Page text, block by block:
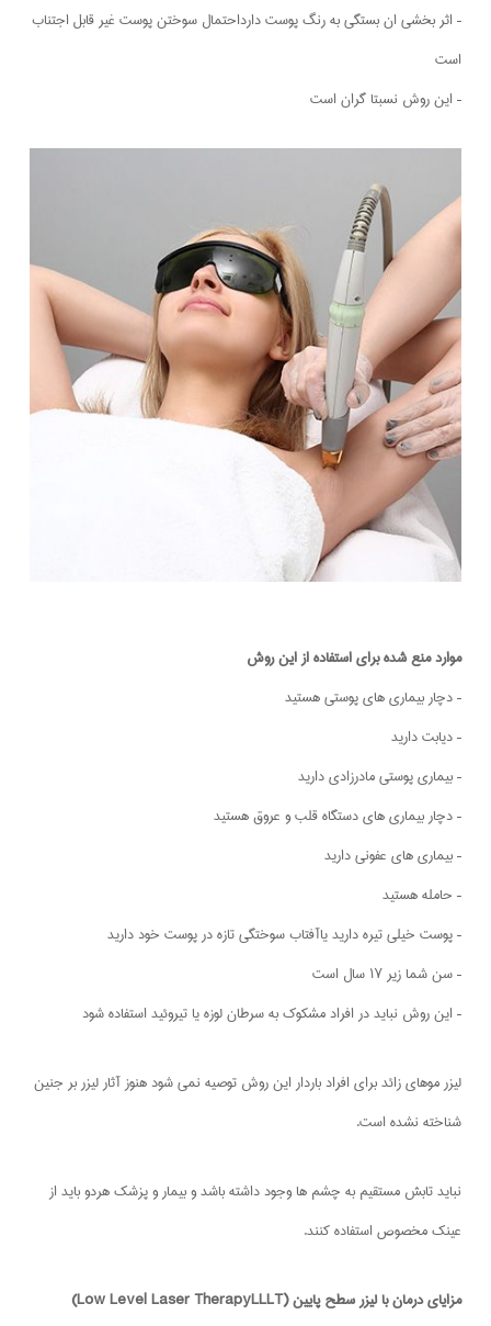
– اثر بخشی ان بستگی به رنگ پوست دارداحتمال سوختن پوست غیر قابل اجتناب
است
– این روش نسبتا گران است
موارد منع شده برای استفاده از این روش
– دچار بیماری های پوستی هستید
– دیابت دارید
– بیماری پوستی مادرزادی دارید
– دچار بیماری های دستگاه قلب و عروق هستید
– بیماری های عفونی دارید
– حامله هستید
– پوست خیلی تیره دارید یاآفتاب سوختگی تازه در پوست خود دارید
– سن شما زیر ۱۷ سال است
– این روش نباید در افراد مشکوک به سرطان لوزه یا تیروئید استفاده شود
لیزر موهای زائد برای افراد باردار این روش توصیه نمی شود هنوز آثار لیزر بر جنین
شناخته نشده است.
نباید تابش مستقیم به چشم ها وجود داشته باشد و بیمار و پزشک هردو باید از
عینک مخصوص استفاده کنند.
مزایای درمان با لیزر سطح پایین (Low Level Laser TherapyLLLT)